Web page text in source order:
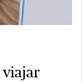
viajar